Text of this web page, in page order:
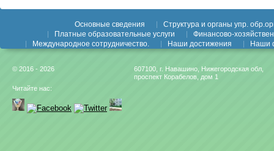
Основные сведения
Структура и органы упр.
Платные образовательные услуги
Финансово-
Международное сотрудничество.
Наши достижения Наши
© 2016 - 2026
Читайте нас:
607100, г. Навашино, Нижегородская обл,
проспект Корабелов, дом 1